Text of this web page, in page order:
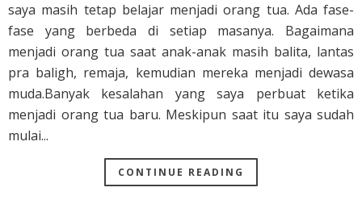
saya masih tetap belajar menjadi orang tua. Ada fase-
fase yang berbeda di setiap masanya. Bagaimana
menjadi orang tua saat anak-anak masih balita, lantas
pra baligh, remaja, kemudian mereka menjadi dewasa
muda.Banyak kesalahan yang saya perbuat ketika
menjadi orang tua baru. Meskipun saat itu saya sudah
mulai...
CONTINUE READING